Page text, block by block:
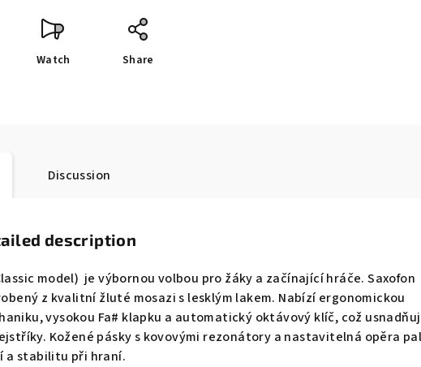
Watch Share
Discussion
description
model) je výbornou volbou pro žáky a začínající hráče. Saxofon
z kvalitní žluté mosazi s lesklým lakem. Nabízí ergonomickou
vysokou Fa# klapku a automatický oktávový klíč, což
Kožené pásky s kovovými rezonátory a nastavitelná opěra
a stabilitu při hraní.